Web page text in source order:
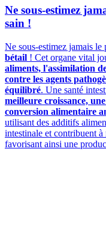
Ne sous-estimez
sain !
Ne sous-estimez jamais
bétail ! Cet organe vital
aliments, l'assimilation
contre les agents
équilibré. Une santé
meilleure croissance,
conversion alimentaire
utilisant des additifs
intestinale et contribuent
favorisant ainsi une